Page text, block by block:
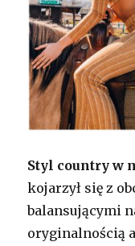
Styl country w
kojarzył się z
balansującymi
oryginalnością